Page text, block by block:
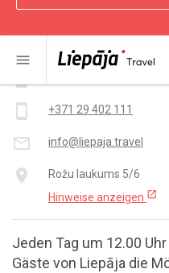
menu
smartphone
smartphone +371 29 402 111
mail_outline info@liepaja.travel
place
Rožu laukums 5/6
Hinweise anzeigen open_in_new
Jeden Tag um 12.00
Gäste von Liepāja die